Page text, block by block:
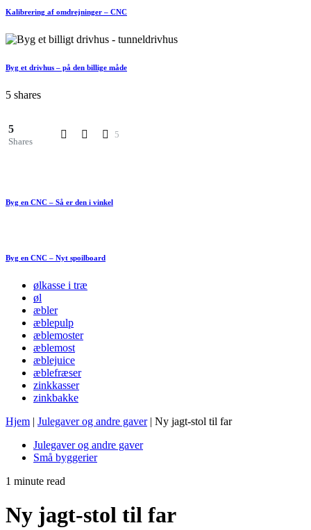
Kalibrering af omdrejninger – CNC
Byg et drivhus – på den billige måde
5 shares
5
Shares
5
Byg en CNC – Så er den i vinkel
Byg en CNC – Nyt spoilboard
ølkasse i træ
øl
æbler
æblepulp
æblemoster
æblemost
æblejuice
æblefræser
zinkkasser
zinkbakke
Hjem | Julegaver og andre gaver | Ny jagt-stol til far
Julegaver og andre gaver
Små byggerier
1 minute read
Ny jagt-stol til far